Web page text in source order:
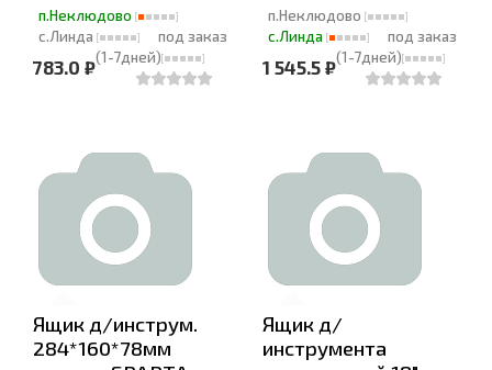
п.Неклюдово
с.Линда
под заказ
(1-7дней)
783.0 ₽
п.Неклюдово
с.Линда
под заказ
(1-7дней)
1 545.5 ₽
Ящик д/инструм.
284*160*78мм
Ящик д/
инструмента